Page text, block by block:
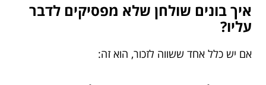
איך בונים שולחן שלא מפסיקים לדבר
עליו?
אם יש כלל אחד ששווה לזכור, הוא זה: